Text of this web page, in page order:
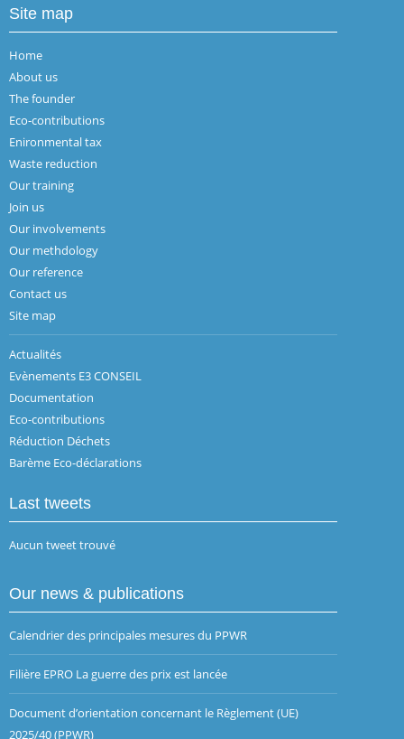
Site map
Home
About us
The founder
Eco-contributions
Enironmental tax
Waste reduction
Our training
Join us
Our involvements
Our methdology
Our reference
Contact us
Site map
Actualités
Evènements E3 CONSEIL
Documentation
Eco-contributions
Réduction Déchets
Barème Eco-déclarations
Last tweets
Aucun tweet trouvé
Our news & publications
Calendrier des principales mesures du PPWR
Filière EPRO La guerre des prix est lancée
Document d’orientation concernant le Règlement (UE)
2025/40 (PPWR)